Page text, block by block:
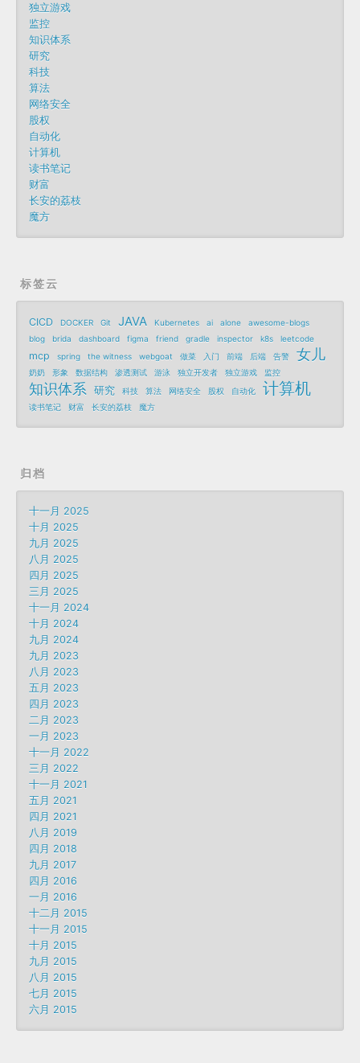
独立游戏
监控
知识体系
研究
科技
算法
网络安全
股权
自动化
计算机
读书笔记
财富
长安的荔枝
魔方
标签云
CICD DOCKER Git JAVA Kubernetes ai alone
awesome-blogs
blog
brida dashboard figma friend gradle inspector k8s leetcode
mcp spring the witness webgoat 做菜 入门 前端 后端 告警 女儿
奶奶 形象 数据结构 渗透测试 游泳 独立开发者 独立游戏 监控
知识体系 研究 科技 算法 网络安全 股权 自动化 计算机
读书笔记 财富 长安的荔枝 魔方
归档
十一月 2025
十月 2025
九月 2025
八月 2025
四月 2025
三月 2025
十一月 2024
十月 2024
九月 2024
九月 2023
八月 2023
五月 2023
四月 2023
二月 2023
一月 2023
十一月 2022
三月 2022
十一月 2021
五月 2021
四月 2021
八月 2019
四月 2018
九月 2017
四月 2016
一月 2016
十二月 2015
十一月 2015
十月 2015
九月 2015
八月 2015
七月 2015
六月 2015